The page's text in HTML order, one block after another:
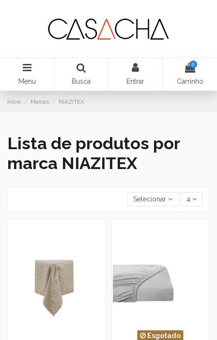
Menu Busca Entrar
0
Carrinho
Início Marcas NIAZITEX
Lista de produtos por
marca NIAZITEX
Selecionar 4
Esgotado